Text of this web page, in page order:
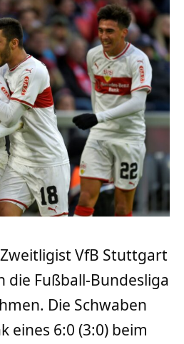
VfB Stuttgart
die Fußball-Bundesliga
Die Schwaben
eines 6:0 (3:0) beim